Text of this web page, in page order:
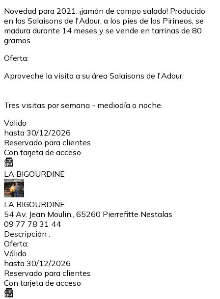
Novedad para 2021: ¡jamón de campo salado! Producido
en las Salaisons de l'Adour, a los pies de los Pirineos, se
madura durante 14 meses y se vende en tarrinas de 80
gramos.
Oferta:
Aproveche la visita a su área Salaisons de l'Adour.
Tres visitas por semana - mediodía o noche.
Válido
hasta 30/12/2026
Reservado para clientes
Con tarjeta de acceso
LA BIGOURDINE
LA BIGOURDINE
54 Av. Jean Moulin,, 65260 Pierrefitte Nestalas
09 77 78 31 44
Descripción :
Oferta:
Válido
hasta 30/12/2026
Reservado para clientes
Con tarjeta de acceso